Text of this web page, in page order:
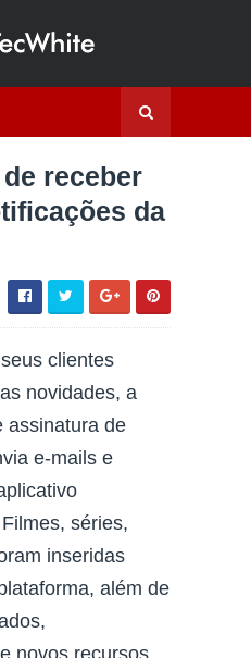
receber
da
clientes
novidades, a
assinatura de
e-mails e
séries,
inseridas
além de
novos recursos,